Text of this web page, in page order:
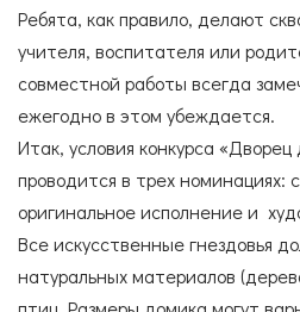
билетов
СПЕЦИАЛИСТЫ
ГОСТЕВАЯ КНИГА
НАШИ
Ребята, как правило, делают
учителя, воспитателя или
совместной работы всегда
ежегодно в этом убеждается.
Итак, условия конкурса «Дворец
проводится в трех номинациях:
оригинальное исполнение и
Все искусственные гнездовья
натуральных материалов